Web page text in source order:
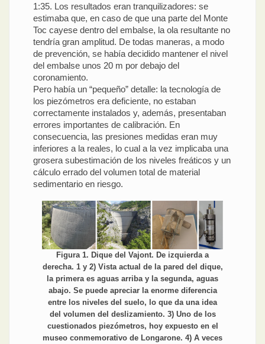
1:35. Los resultados eran tranquilizadores: se
estimaba que, en caso de que una parte del Monte
Toc cayese dentro del embalse, la ola resultante no
tendría gran amplitud. De todas maneras, a modo
de prevención, se había decidido mantener el nivel
del embalse unos 20 m por debajo del
coronamiento.
Pero había un “pequeño” detalle: la tecnología de
los piezómetros era deficiente, no estaban
correctamente instalados y, además, presentaban
errores importantes de calibración. En
consecuencia, las presiones medidas eran muy
inferiores a la reales, lo cual a la vez implicaba una
grosera subestimación de los niveles freáticos y un
cálculo errado del volumen total de material
sedimentario en riesgo.
Figura 1. Dique del Vajont. De izquierda a
derecha. 1 y 2) Vista actual de la pared del dique,
la primera es aguas arriba y la segunda, aguas
abajo. Se puede apreciar la enorme diferencia
entre los niveles del suelo, lo que da una idea
del volumen del deslizamiento. 3) Uno de los
cuestionados piezómetros, hoy expuesto en el
museo conmemorativo de Longarone. 4) A veces